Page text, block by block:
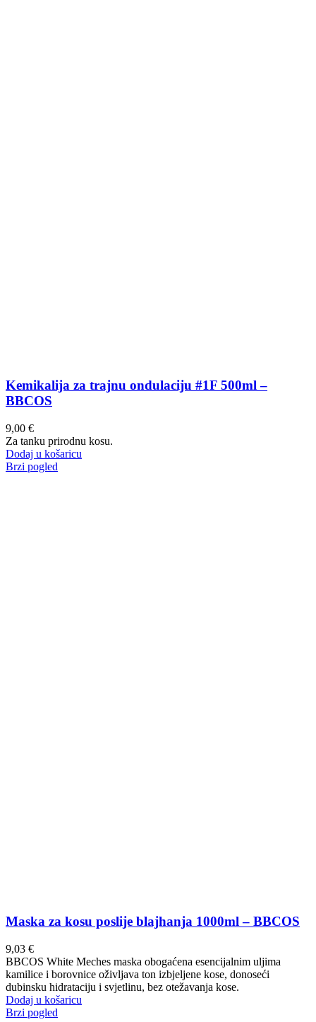
Kemikalija za trajnu ondulaciju #1F 500ml –
BBCOS
9,00 €
Za tanku prirodnu kosu.
Dodaj u košaricu
Brzi pogled
Maska za kosu poslije blajhanja 1000ml – BBCOS
9,03 €
BBCOS White Meches maska obogaćena esencijalnim uljima
kamilice i borovnice oživljava ton izbjeljene kose, donoseći
dubinsku hidrataciju i svjetlinu, bez otežavanja kose.
Dodaj u košaricu
Brzi pogled